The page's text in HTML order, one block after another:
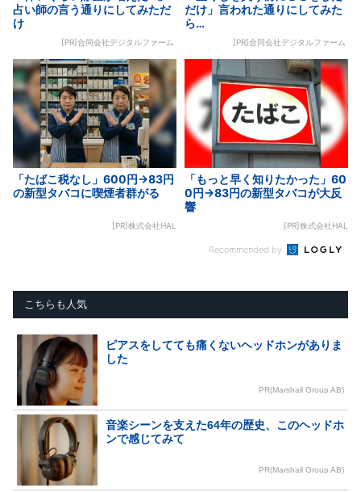
占い師の言う通りにしてみただ
け
[PR]合同会社デジタルファーム
だけ」言われた通りにしてみた
ら…
[PR]合同会社デジタルファーム
「たばこ税なし」600円→83円
の新型タバコに喫煙者群がる
[PR]株式会社HAL
「もっと早く知りたかった」60
0円→83円の新型タバコが大反
響
[PR]株式会社HAL
Recommended by
こちらも人気
ピアスをしてても痛くないヘッドホンがありま
した
PR(Marshall Group AB)
音楽シーンを支えた64年の歴史、このヘッドホ
ンで感じてみて
PR(Marshall Group AB)